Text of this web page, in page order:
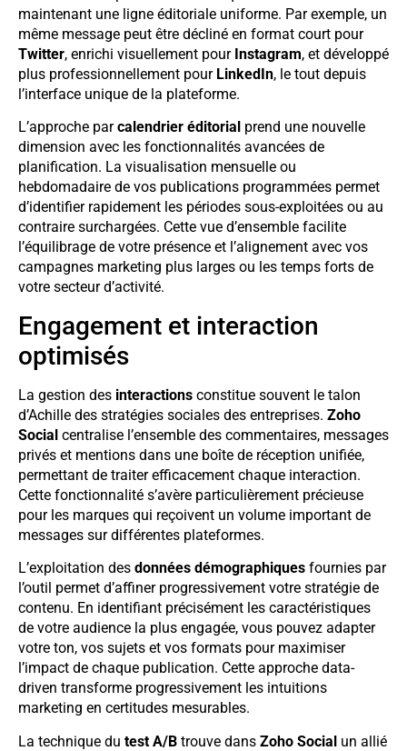
maintenant une ligne éditoriale uniforme. Par exemple, un
même message peut être décliné en format court pour
Twitter, enrichi visuellement pour Instagram, et développé
plus professionnellement pour LinkedIn, le tout depuis
l’interface unique de la plateforme.
L’approche parcalendrier éditorial prend une nouvelle
dimension avec les fonctionnalités avancées de
planification. La visualisation mensuelle ou
hebdomadaire de vos publications programmées permet
d’identifier rapidement les périodes sous-exploitées ou au
contraire surchargées. Cette vue d’ensemble facilite
l’équilibrage de votre présence et l’alignement avec vos
campagnes marketing plus larges ou les temps forts de
votre secteur d’activité.
Engagement et interaction
optimisés
La gestion des interactions constitue souvent le talon
d’Achille des stratégies sociales des entreprises. Zoho
Social centralise l’ensemble des commentaires, messages
privés et mentions dans une boîte de réception unifiée,
permettant de traiter efficacement chaque interaction.
Cette fonctionnalité s’avère particulièrement précieuse
pour les marques qui reçoivent un volume important de
messages sur différentes plateformes.
L’exploitation des données démographiques fournies par
l’outil permet d’affiner progressivement votre stratégie de
contenu. En identifiant précisément les caractéristiques
de votre audience la plus engagée, vous pouvez adapter
votre ton, vos sujets et vos formats pour maximiser
l’impact de chaque publication. Cette approche data-
driven transforme progressivement les intuitions
marketing en certitudes mesurables.
La technique du test A/B trouve dans Zoho Social un allié